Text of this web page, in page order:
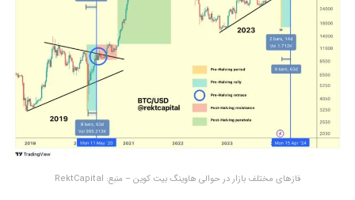
فازهای مختلف بازار در حوالی هاوینگ بیت کوین – منبع: RektCapital